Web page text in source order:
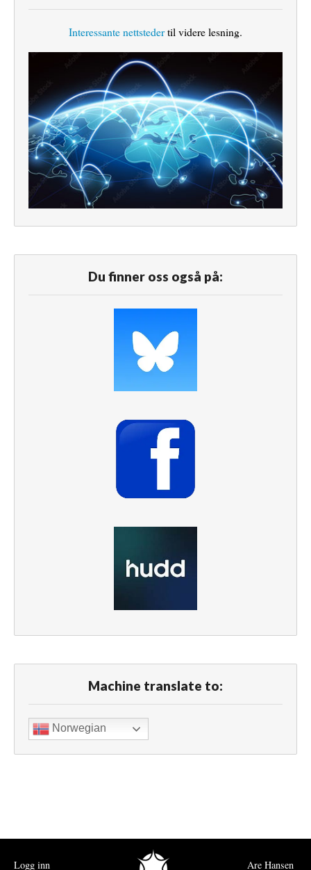
Interessante nettstedertil videre lesning.
Du finner oss også på:
Machine translate to:
Norwegian
Logg inn Are Hansen